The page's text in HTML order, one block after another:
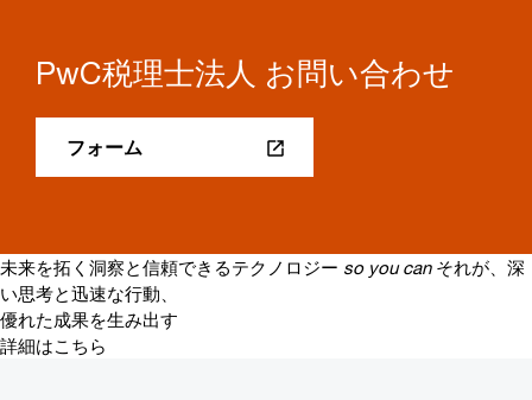
PwC税理士法人 お問い合わせ
フォーム
未来を拓く洞察と信頼できるテクノロジー so you can それが、深
い思考と迅速な行動、
優れた成果を生み出す
詳細はこちら